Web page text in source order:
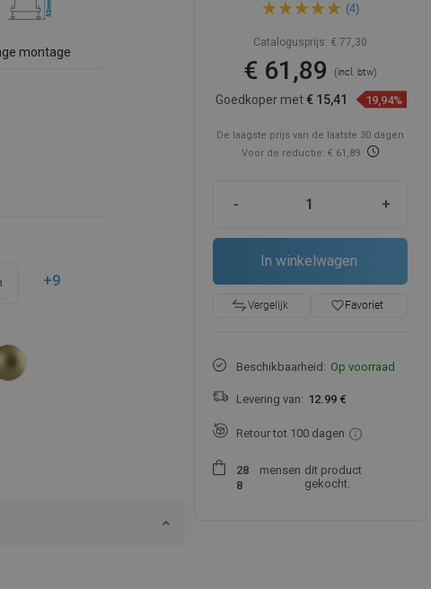
montage
+9
draaibare lineaire afvoer 60
(4)
Catalogusprijs: € 77,30
€ 61,89(incl. btw)
Goedkoper met € 15,41 19,94%
De laagste prijs van de laatste 30 dagen
Voor de reductie: € 61,89
- +
In winkelwagen
Vergelijk favorite_borderFavoriet
Beschikbaarheid: Op voorraad
Levering van: 12.99 €
Retour tot 100 dagen
28
8
mensen dit product
gekocht.